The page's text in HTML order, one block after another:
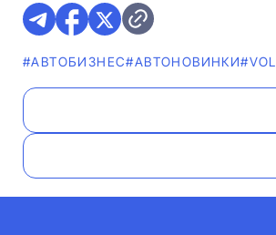
#AВТОБИЗНЕС#AВТОНОВИНКИ